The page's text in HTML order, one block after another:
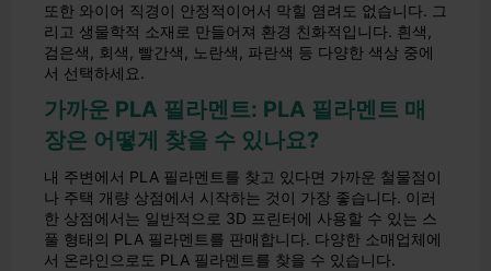
또한 와이어 직경이 안정적이어서 막힐 염려도 없습니다. 그
리고 생물학적 소재로 만들어져 환경 친화적입니다. 흰색,
검은색, 회색, 빨간색, 노란색, 파란색 등 다양한 색상 중에
서 선택하세요.
가까운 PLA 필라멘트: PLA 필라멘트 매
장은 어떻게 찾을 수 있나요?
내 주변에서 PLA 필라멘트를 찾고 있다면 가까운 철물점이
나 주택 개량 상점에서 시작하는 것이 가장 좋습니다. 이러
한 상점에서는 일반적으로 3D 프린터에 사용할 수 있는 스
풀 형태의 PLA 필라멘트를 판매합니다. 다양한 소매업체에
서 온라인으로도 PLA 필라멘트를 찾을 수 있습니다.